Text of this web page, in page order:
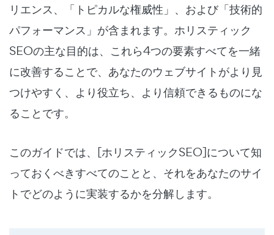
リエンス、「トピカルな権威性」、および「技術的
パフォーマンス」が含まれます。ホリスティック
SEOの主な目的は、これら4つの要素すべてを一緒
に改善することで、あなたのウェブサイトがより見
つけやすく、より役立ち、より信頼できるものにな
ることです。
このガイドでは、[ホリスティックSEO]について知
っておくべきすべてのことと、それをあなたのサイ
トでどのように実装するかを分解します。